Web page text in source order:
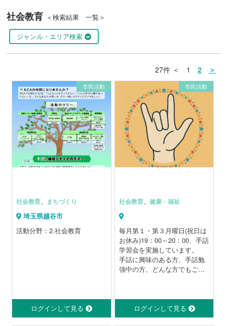
社会教育 ＜検索結果 一覧＞
ジャンル・エリア検索
27件 ＜ 12 ＞
市民活動
社会教育、 まちづくり
埼玉県越谷市
活動分野：2.社会教育
ログインして見る
市民活動
社会教育、 健康・福祉
毎月第１・第３月曜日(祝日は
お休み)19：00～20：00、手話
学習会を実施しています。
手話に興味のある方、手話勉
強中の方、どんな方でもご参
ログインして見る